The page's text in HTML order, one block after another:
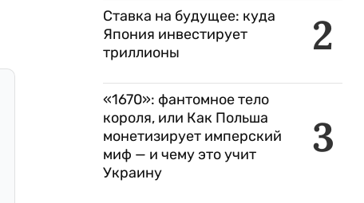
2
Ставка на будущее: куда
Япония инвестирует
триллионы
3
«1670»: фантомное тело
короля, или Как Польша
монетизирует имперский
миф — и чему это учит
Украину